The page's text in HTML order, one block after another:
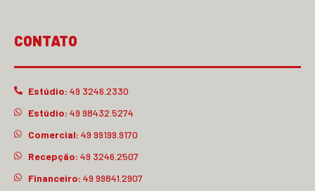
CONTATO
Estúdio: 49 3246.2330
Estúdio: 49 98432.5274
Comercial: 49 99199.9170
Recepção: 49 3246.2507
Financeiro: 49 99841.2907